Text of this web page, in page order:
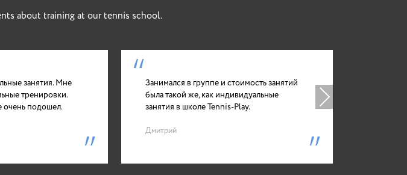
about training at our tennis school.
занятия. Мне
тренировки.
очень подошел.
Занимался в группе и стоимость занятий
была такой же, как индивидуальные
занятия в школе Tennis-Play.
Дмитрий
Next